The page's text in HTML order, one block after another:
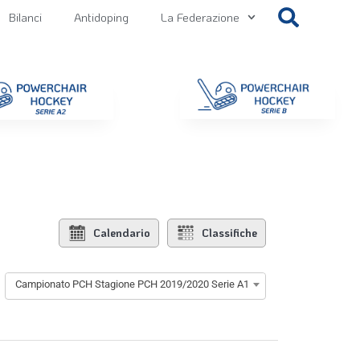
Bilanci Antidoping La Federazione
Calendario Classifiche
Campionato PCH Stagione PCH 2019/2020 Serie A1